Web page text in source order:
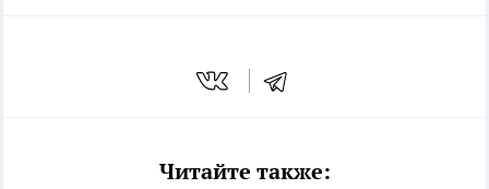
Читайте также: